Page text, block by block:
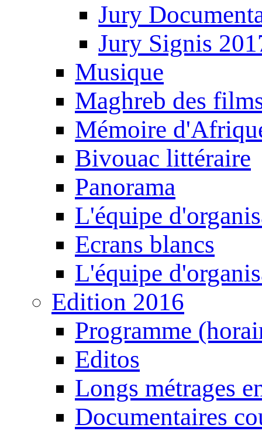
Jury
Jury Signis
Musique
Maghreb des
Mémoire
Bivouac littéraire
Panorama
L'équipe
Ecrans blancs
L'équipe
Edition 2016
Programme
Editos
Longs métrages
Documentaires